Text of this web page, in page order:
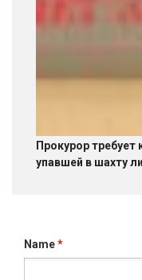
Прокурор
упавшей в шахту
Name*